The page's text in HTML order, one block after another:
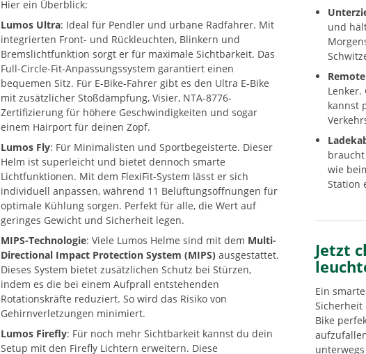
Hier ein Überblick:
Lumos Ultra: Ideal für Pendler und urbane Radfahrer. Mit
integrierten Front- und Rückleuchten, Blinkern und
Bremslichtfunktion sorgt er für maximale Sichtbarkeit. Das
Full-Circle-Fit-Anpassungssystem garantiert einen
bequemen Sitz. Für E-Bike-Fahrer gibt es den Ultra E-Bike
mit zusätzlicher Stoßdämpfung, Visier, NTA-8776-
Zertifizierung für höhere Geschwindigkeiten und sogar
einem Hairport für deinen Zopf.
Lumos Fly: Für Minimalisten und Sportbegeisterte. Dieser
Helm ist superleicht und bietet dennoch smarte
Lichtfunktionen. Mit dem FlexiFit-System lässt er sich
individuell anpassen, während 11 Belüftungsöffnungen für
optimale Kühlung sorgen. Perfekt für alle, die Wert auf
geringes Gewicht und Sicherheit legen.
MIPS-Technologie: Viele Lumos Helme sind mit dem Multi-
Directional Impact Protection System (MIPS) ausgestattet.
Dieses System bietet zusätzlichen Schutz bei Stürzen,
indem es die bei einem Aufprall entstehenden
Rotationskräfte reduziert. So wird das Risiko von
Gehirnverletzungen minimiert.
Lumos Firefly: Für noch mehr Sichtbarkeit kannst du dein
Setup mit den Firefly Lichtern erweitern. Diese
und
Lenker.
kannst
wie
Station
Jetzt
Ein
Sicherheit
Bike